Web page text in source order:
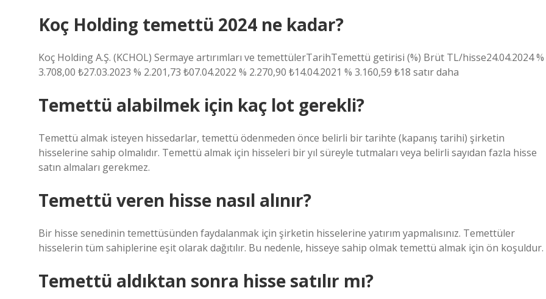
Koç Holding temettü 2024 ne kadar?
Koç Holding A.Ş. (KCHOL) Sermaye artırımları ve temettülerTarihTemettü getirisi (%) Brüt TL/hisse24.04.2024 %
3.708,00 ₺27.03.2023 % 2.201,73 ₺07.04.2022 % 2.270,90 ₺14.04.2021 % 3.160,59 ₺18 satır daha
Temettü alabilmek için kaç lot gerekli?
Temettü almak isteyen hissedarlar, temettü ödenmeden önce belirli bir tarihte (kapanış tarihi) şirketin
hisselerine sahip olmalıdır. Temettü almak için hisseleri bir yıl süreyle tutmaları veya belirli sayıdan fazla hisse
satın almaları gerekmez.
Temettü veren hisse nasıl alınır?
Bir hisse senedinin temettüsünden faydalanmak için şirketin hisselerine yatırım yapmalısınız. Temettüler
hisselerin tüm sahiplerine eşit olarak dağıtılır. Bu nedenle, hisseye sahip olmak temettü almak için ön koşuldur.
Temettü aldıktan sonra hisse satılır mı?